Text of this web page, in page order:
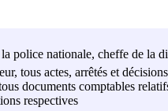
police nationale, cheffe de la
tous actes, arrêtés et
documents comptables
respectives